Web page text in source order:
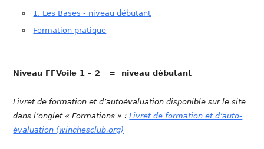
1. Les Bases - niveau débutant
Formation pratique
Niveau FFVoile 1 – 2 = niveau débutant
Livret de formation et d’autoévaluation disponible sur le site
dans l’onglet « Formations » :Livret de formation et d’auto-
évaluation (winchesclub.org)